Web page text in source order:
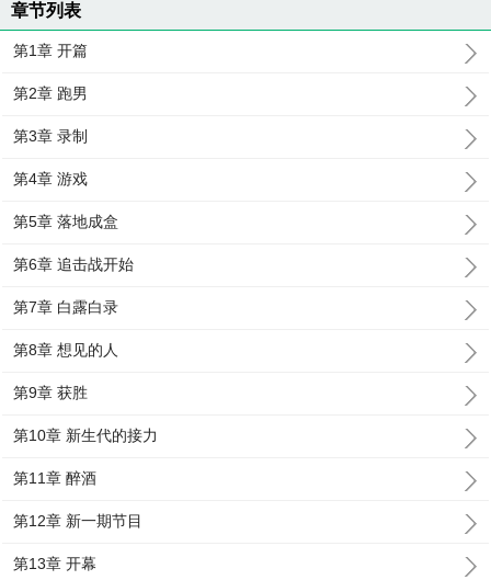
章节列表
第1章 开篇
第2章 跑男
第3章 录制
第4章 游戏
第5章 落地成盒
第6章 追击战开始
第7章 白露白录
第8章 想见的人
第9章 获胜
第10章 新生代的接力
第11章 醉酒
第12章 新一期节目
第13章 开幕